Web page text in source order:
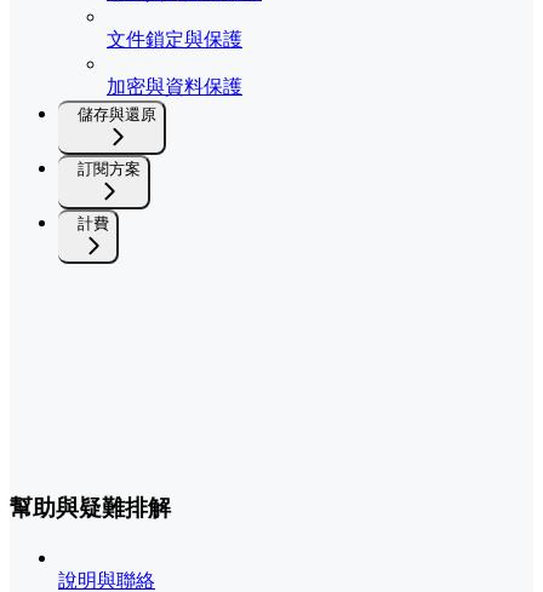
文件鎖定與保護
加密與資料保護
儲存與還原
訂閱方案
計費
幫助與疑難排解
說明與聯絡